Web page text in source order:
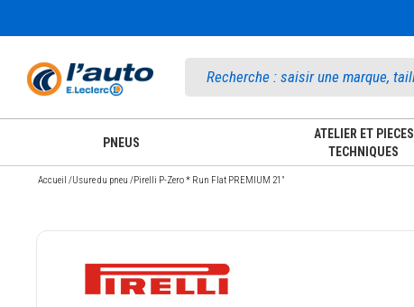
PNEUS
ATELIER ET PIECES
TECHNIQUES
Accueil /Usure du pneu /Pirelli P-Zero * Run Flat PREMIUM 21"